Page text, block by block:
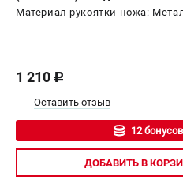
Материал рукоятки ножа:
1 210 c
Оставить отзыв
12
ДОБАВИТЬ В